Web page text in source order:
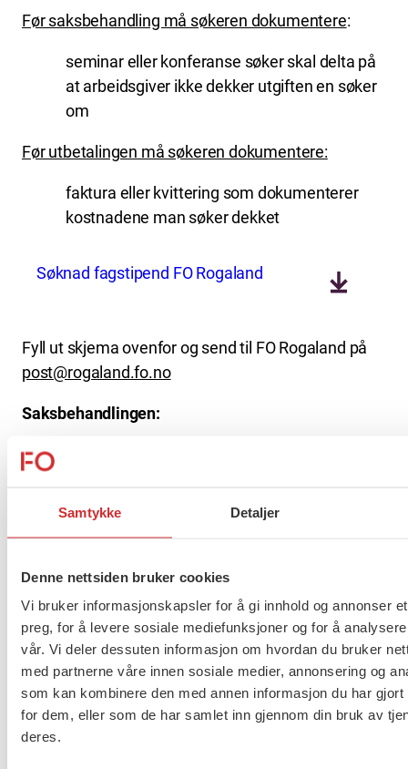
Samtykke Detaljer
Denne nettsiden bruker cookies
Vi bruker informasjonskapsler for å gi innhold og annonser
preg, for å levere sosiale mediefunksjoner og for å
vår. Vi deler dessuten informasjon om hvordan du bruker
med partnerne våre innen sosiale medier, annonsering og
som kan kombinere den med annen informasjon du har gjort
for dem, eller som de har samlet inn gjennom din bruk av
deres.
Før saksbehandling må søkeren dokumentere:
seminar eller konferanse søker skal delta på
at arbeidsgiver ikke dekker utgiften en søker
om
Før utbetalingen må søkeren dokumentere:
faktura eller kvittering som dokumenterer
kostnadene man søker dekket
Søknad fagstipend FO Rogaland
Fyll ut skjema ovenfor og send til FO Rogaland på
post@rogaland.fo.no
Saksbehandlingen:
Søknader kan sendes inn fortløpende. Søknader
arbeidsutvalget (AU) i FO Rogaland. AU sender
årsmøteperiode, og de som ikke har fått stipend
tidligere blir prioritert.
FO Rogaland